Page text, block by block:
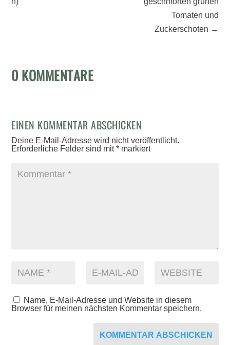
Tomaten und
Zuckerschoten →
0 KOMMENTARE
EINEN KOMMENTAR ABSCHICKEN
Deine E-Mail-Adresse wird nicht veröffentlicht.
Erforderliche Felder sind mit* markiert
Name, E-Mail-Adresse und Website in diesem
Browser für meinen nächsten Kommentar speichern.
KOMMENTAR ABSCHICKEN